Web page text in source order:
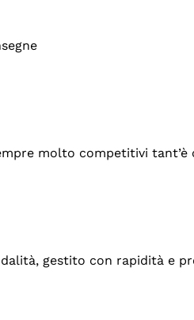
molto competitivi
gestito con rapidità e